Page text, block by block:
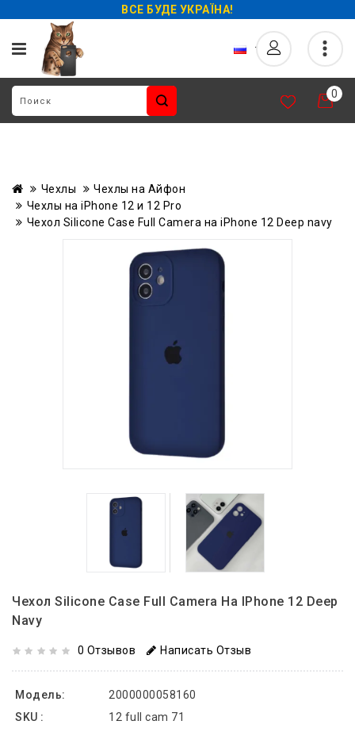
ВСЕ БУДЕ УКРАЇНА!
0
Чехлы
Чехлы на Айфон
Чехлы на iPhone 12 и 12 Pro
Чехол Silicone Case Full Camera на iPhone 12 Deep navy
Чехол Silicone Case Full Camera На IPhone 12 Deep
Navy
0 Отзывов Написать Отзыв
Модель:
2000000058160
SKU :
12 full cam 71